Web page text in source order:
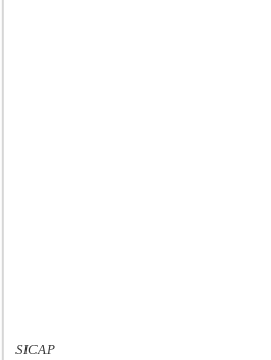
SICAP